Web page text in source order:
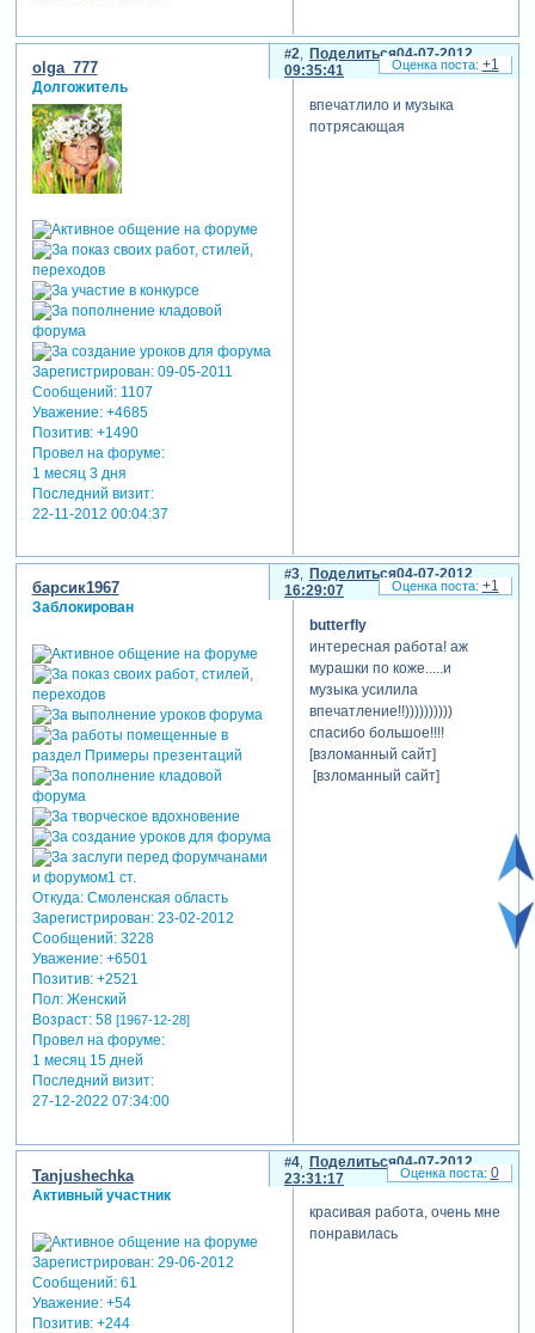
Поделиться
2
04-07-2012
09:35:41
olga_777
Долгожитель
Зарегистрирован: 09-05-2011
Сообщений:1107
Уважение: +4685
Позитив: +1490
Провел на форуме:
1 месяц 3 дня
Последний визит:
22-11-2012 00:04:37
впечатлило и музыка
потрясающая
+1
Поделиться
3
04-07-2012
16:29:07
барсик1967
Заблокирован
Откуда:Смоленская область
Зарегистрирован: 23-02-2012
Сообщений:3228
Уважение: +6501
Позитив: +2521
Пол:Женский
Возраст:58 [1967-12-28]
Провел на форуме:
1 месяц 15 дней
Последний визит:
27-12-2022 07:34:00
butterfly
интересная работа! аж
мурашки по коже.....и
музыка усилила
впечатление!!))))))))))
спасибо большое!!!!
[взломанный сайт]
[взломанный сайт]
+1
Поделиться
4
04-07-2012
23:31:17
Tanjushechka
Активный участник
Зарегистрирован: 29-06-2012
Сообщений:61
Уважение: +54
Позитив: +244
красивая работа, очень мне
понравилась
0